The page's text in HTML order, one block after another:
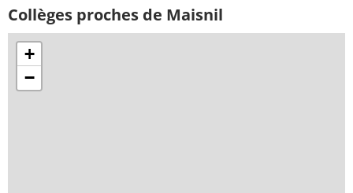
Collèges proches de Maisnil
+
−